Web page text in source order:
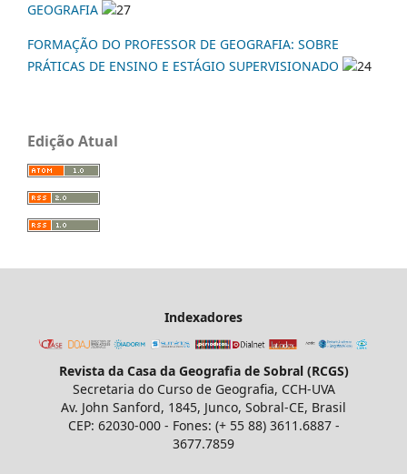
GEOGRAFIA
27
FORMAÇÃO DO PROFESSOR DE GEOGRAFIA: SOBRE
PRÁTICAS DE ENSINO E ESTÁGIO SUPERVISIONADO
24
Edição Atual
Indexadores
Revista da Casa da Geografia de Sobral (RCGS)
Secretaria do Curso de Geografia, CCH-UVA
Av. John Sanford, 1845, Junco, Sobral-CE, Brasil
CEP: 62030-000 - Fones: (+ 55 88) 3611.6887 -
3677.7859